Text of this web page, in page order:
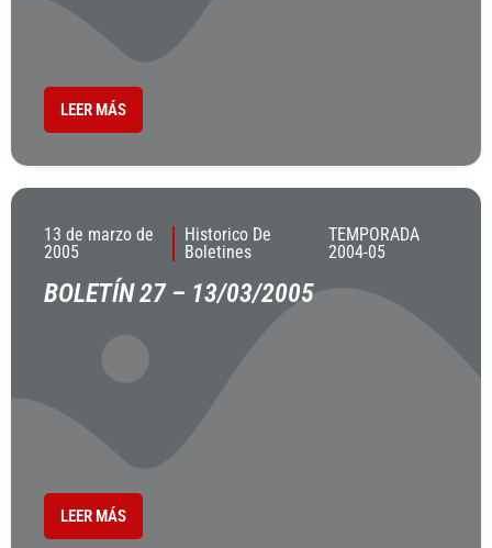
LEER MÁS
13 de marzo de
2005
Historico De
Boletines
TEMPORADA
2004-05
BOLETÍN 27 – 13/03/2005
LEER MÁS